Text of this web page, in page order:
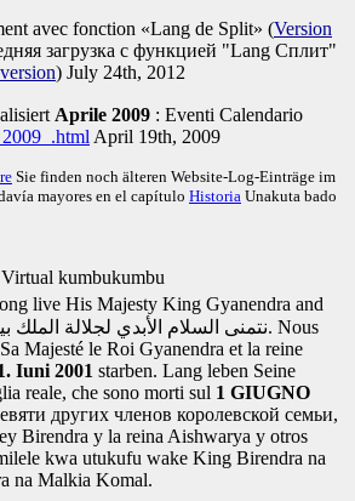
avec fonction «Lang de Split» (Version
загрузка с функцией "Lang Сплит"
) July 24th, 2012
Aprile 2009 : Eventi Calendario
April 19th, 2009
Sie finden noch älteren Website-Log-Einträge im
mayores en el capítulo Historia Unakuta bado
Virtual kumbukumbu
live His Majesty King Gyanendra and
نتمنى السلام الأبدي لجلالة. تحيا جلالة الملك جيانيندرا والملكة كومال. Nous
Majesté le Roi Gyanendra et la reine
Iuni 2001 starben. Lang leben Seine
reale, che sono morti sul 1 GIUGNO
других членов королевской семьи,
Birendra y la reina Aishwarya y otros
kwa utukufu wake King Birendra na
na Malkia Komal.